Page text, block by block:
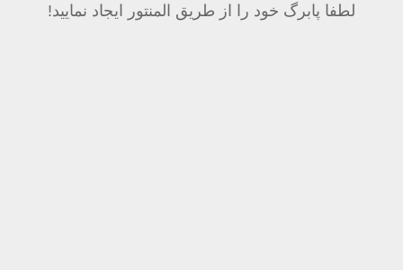
خود را از طریق المنتور ایجاد نمایید!